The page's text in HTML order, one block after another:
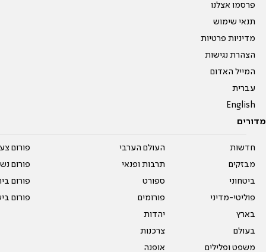
פרסמו אצלנו
תנאי שימוש
מדיניות פרטיות
הצהרת נגישות
המייל האדום
עברית
English
מדורים
חדשות
מבזקים
ביטחוני
פוליטי-מדיני
בארץ
בעולם
משפט ופלילים
העולם הערבי
תרבות ופנאי
ספורט
פורומים
יהדות
צרכנות
אופנה
פורום
פורום
פורום
פורום